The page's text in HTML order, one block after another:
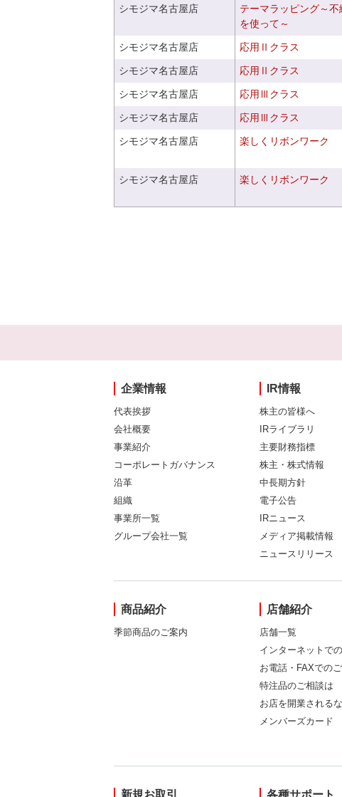
シモジマ名古屋店
テーマラッピング～不
を使って～
シモジマ名古屋店 応用Ⅱクラス
シモジマ名古屋店 応用Ⅱクラス
シモジマ名古屋店 応用Ⅲクラス
シモジマ名古屋店 応用Ⅲクラス
シモジマ名古屋店 楽しくリボンワーク
シモジマ名古屋店 楽しくリボンワーク
企業情報
代表挨拶
会社概要
事業紹介
コーポレートガバナンス
沿革
組織
事業所一覧
グループ会社一覧
IR情報
株主の皆様へ
IRライブラリ
主要財務指標
株主・株式情報
中長期方針
電子公告
IRニュース
メディア掲載情報
ニュースリリース
商品紹介
季節商品のご案内
店舗紹介
店舗一覧
インターネットで
お電話・FAXでの
特注品のご相談は
お店を開業される
メンバーズカード
新規お取引 各種サポート